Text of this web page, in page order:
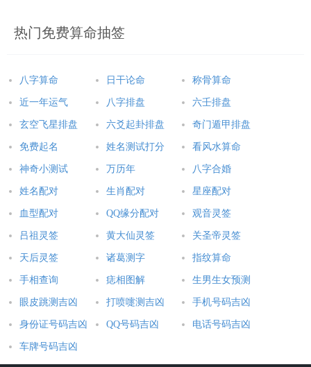
热门免费算命抽签
八字算命 日干论命 称骨算命
近一年运气 八字排盘 六壬排盘
玄空飞星排盘 六爻起卦排盘 奇门遁甲排盘
免费起名 姓名测试打分 看风水算命
神奇小测试 万历年 八字合婚
姓名配对 生肖配对 星座配对
血型配对 QQ缘分配对 观音灵签
吕祖灵签 黄大仙灵签 关圣帝灵签
天后灵签 诸葛测字 指纹算命
手相查询 痣相图解 生男生女预测
眼皮跳测吉凶 打喷嚏测吉凶 手机号码吉凶
身份证号码吉凶 QQ号码吉凶 电话号码吉凶
车牌号码吉凶